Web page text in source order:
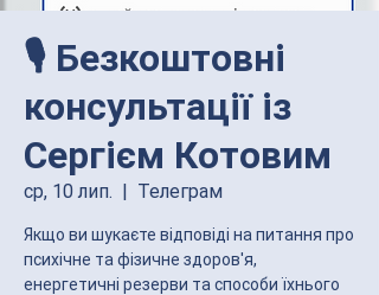
🎙 Безкоштовні
консультації із
Сергієм Котовим
ср, 10 лип.
  |
Телеграм
Якщо ви шукаєте відповіді на питання про
психічне та фізичне здоров'я,
енергетичні резерви та способи їхнього